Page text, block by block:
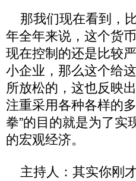
那我们现在看到，
年全年来说，这个货
现在控制的还是比较
小企业，那么这个给
所放松的，这也反映
注重采用各种各样的
拳”的目的就是为了实
的宏观经济。
主持人：其实你刚